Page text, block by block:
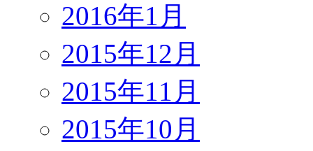
2016年1月
2015年12月
2015年11月
2015年10月